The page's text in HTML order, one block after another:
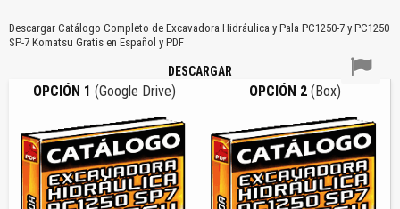
Descargar Catálogo Completo de Excavadora Hidráulica y Pala PC1250-7 y PC1250
SP-7 Komatsu Gratis en Español y PDF
DESCARGAR
OPCIÓN 1 (Google Drive) OPCIÓN 2(Box)